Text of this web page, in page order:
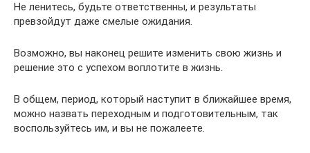
Не ленитесь, будьте ответственны, и результаты
превзойдут даже смелые ожидания.
Возможно, вы наконец решите изменить свою жизнь и
решение это с успехом воплотите в жизнь.
В общем, период, который наступит в ближайшее время,
можно назвать переходным и подготовительным, так
воспользуйтесь им, и вы не пожалеете.